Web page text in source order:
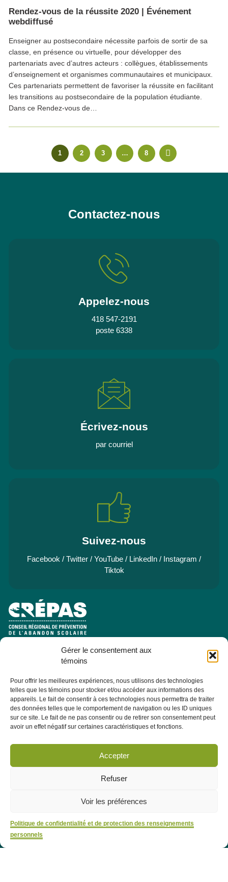
Gérer le consentement aux
témoins
Pour offrir les meilleures expériences, nous utilisons des technologies
telles que les témoins pour stocker et/ou accéder aux informations des
appareils. Le fait de consentir à ces technologies nous permettra de traiter
des données telles que le comportement de navigation ou les ID uniques
sur ce site. Le fait de ne pas consentir ou de retirer son consentement peut
avoir un effet négatif sur certaines caractéristiques et fonctions.
Accepter
Refuser
Voir les préférences
Politique de confidentialité et de protection des renseignements
personnels
Rendez-vous de la réussite 2020 | Événement
webdiffusé
Enseigner au postsecondaire nécessite parfois de sortir de sa
classe, en présence ou virtuelle, pour développer des
partenariats avec d’autres acteurs : collègues, établissements
d’enseignement et organismes communautaires et municipaux.
Ces partenariats permettent de favoriser la réussite en facilitant
les transitions au postsecondaire de la population étudiante.
Dans ce Rendez-vous de…
1 2 3 … 8
Contactez-nous
Appelez-nous
418 547-2191
poste 6338
Écrivez-nous
par courriel
Suivez-nous
Facebook / Twitter / YouTube / LinkedIn / Instagram /
Tiktok
Pavillon Manicouagan, 7
Jonquière (Québec) G7X 7W2
Consulter la section À PROPOS - ÉQUIPE pour les coordonnées
des membres de l'équipe.
Abonnez-vous dès maintenant à notre infolettre pour recevoir
toutes les actualités, les évènements et autres concernant le